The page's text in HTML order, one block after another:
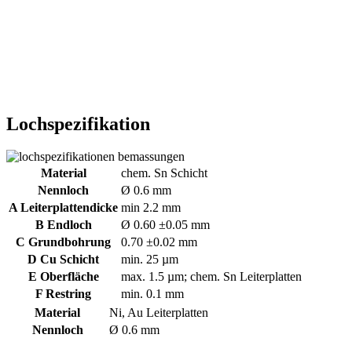
Lochspezifikation
Material
chem. Sn Schicht
Nennloch
Ø 0.6 mm
A Leiterplattendicke min 2.2 mm
B Endloch
Ø 0.60 ±0.05 mm
C Grundbohrung
0.70 ±0.02 mm
D Cu Schicht
min. 25 µm
E Oberfläche
max. 1.5 µm; chem. Sn Leiterplatten
F Restring
min. 0.1 mm
Material
Ni, Au Leiterplatten
Nennloch
Ø 0.6 mm